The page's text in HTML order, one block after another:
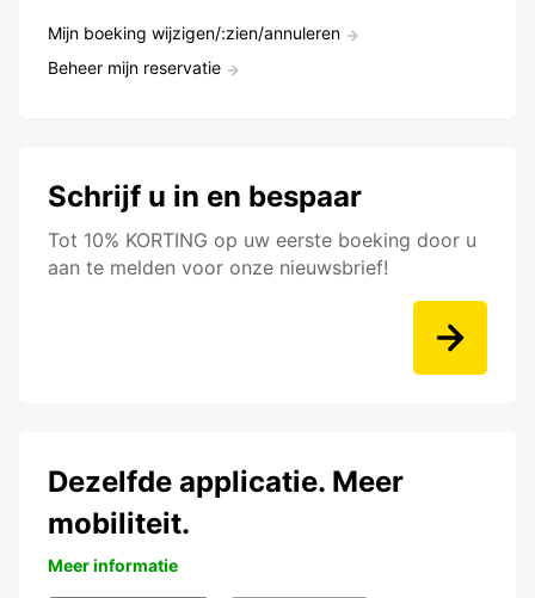
Mijn boeking wijzigen/:zien/annuleren
Beheer mijn reservatie
Schrijf u in en bespaar
Tot 10% KORTING op uw eerste boeking door u
aan te melden voor onze nieuwsbrief!
Dezelfde applicatie. Meer
mobiliteit.
Meer informatie